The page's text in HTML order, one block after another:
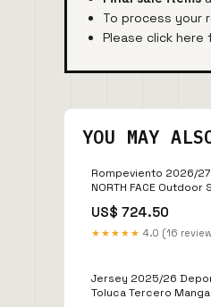
To process your
Please click here
YOU MAY
Rompeviento 2026/27
NORTH FACE Outdoor Size:Adult
US$ 724.50
★★★★★ 4.0 (16
Jersey 2025/26
Toluca Tercero